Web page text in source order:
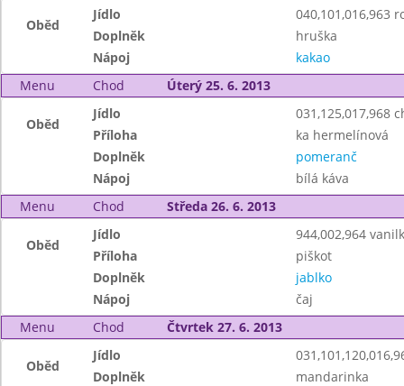
Oběd
Jídlo
040,101,016,963
Doplněk
hruška
Nápoj
kakao
Menu
Chod Úterý 25. 6. 2013
Oběd
Jídlo
031,125,017,968
Příloha
ka hermelínová
Doplněk
pomeranč
Nápoj
bílá káva
Menu
Chod Středa 26. 6. 2013
Oběd
Jídlo
944,002,964
Příloha
piškot
Doplněk
jablko
Nápoj
čaj
Menu
Chod Čtvrtek 27. 6. 2013
Oběd
Jídlo
Doplněk
mandarinka